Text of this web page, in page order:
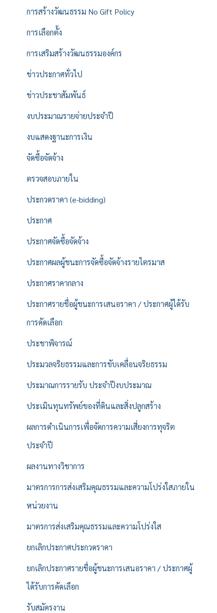
การสร้างวัฒนธรรม No Gift Policy
การเลือกตั้ง
การเสริมสร้างวัฒนธรรมองค์กร
ข่าวประกาศทั่วไป
ข่าวประชาสัมพันธ์
งบประมาณรายจ่ายประจำปี
งบแสดงฐานะการเงิน
จัดซื้อจัดจ้าง
ตรวจสอบภายใน
ประกวดราคา (e-bidding)
ประกาศ
ประกาศจัดซื้อจัดจ้าง
ประกาศผลผู้ชนะการจัดซื้อจัดจ้างรายไตรมาส
ประกาศราคากลาง
ประกาศรายชื่อผู้ชนะการเสนอราคา / ประกาศผู้ได้รับ
การคัดเลือก
ประชาพิจารณ์
ประมวลจริยธรรมและการขับเคลื่อนจริยธรรม
ประมาณการรายรับ ประจำปีงบประมาณ
ประเมินทุนทรัพย์ของที่ดินและสิ่งปลูกสร้าง
ผลการดำเนินการเพื่อจัดการความเสี่ยงการทุจริต
ประจำปี
ผลงานทางวิชาการ
มาตรการการส่งเสริมคุณธรรมและความโปร่งใสภายใน
หน่วยงาน
มาตรการส่งเสริมคุณธรรมและความโปร่งใส
ยกเลิกประกาศประกวดราคา
ยกเลิกประกาศรายชื่อผู้ชนะการเสนอราคา / ประกาศผู้
ได้รับการคัดเลือก
รับสมัครงาน